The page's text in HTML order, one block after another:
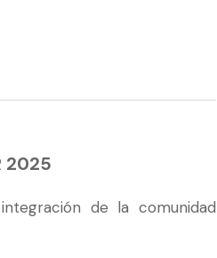
2025
de la comunidad